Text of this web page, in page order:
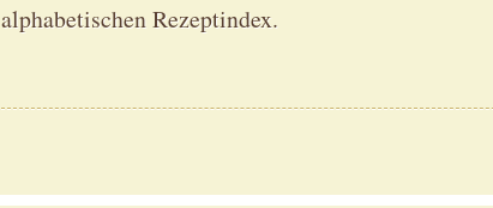
alphabetischen Rezeptindex.